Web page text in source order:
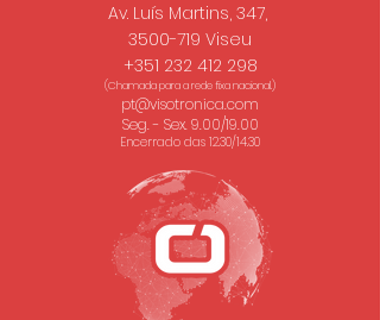
Av. Luís Martins, 347,
3500-719 Viseu
+351 232 412 298
(Chamada para a rede fixa nacional.)
pt@visotronica.com
Seg. - Sex. 9.00/19.00
Encerrado das 12.30/14.30